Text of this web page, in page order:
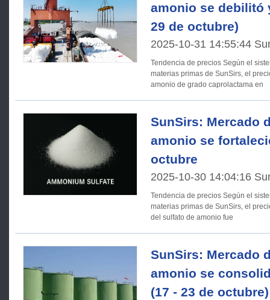
amonio se debilitó
29 de octubre)
2025-10-31 14:55:44
Tendencia de precios Según el sistema de análisis del mercado de
materias primas de SunSirs, el
amonio de grado caprolactama en
SunSirs: Mercado
amonio se
octubre
2025-10-30 14:04:16
Tendencia de precios Según el sistema de análisis del mercado de
materias primas de SunSirs, el
del sulfato de amonio fue
SunSirs: Mercado
amonio se
(17 - 23 de octubre)